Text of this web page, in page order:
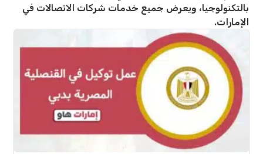
بالتكنولوجيا، ويعرض جميع خدمات شركات الاتصالات في
الإمارات.